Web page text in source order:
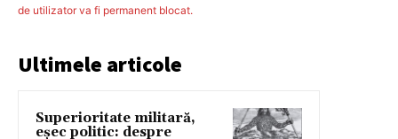
de utilizator va fi permanent blocat.
Ultimele articole
Superioritate militară,
eșec politic: despre